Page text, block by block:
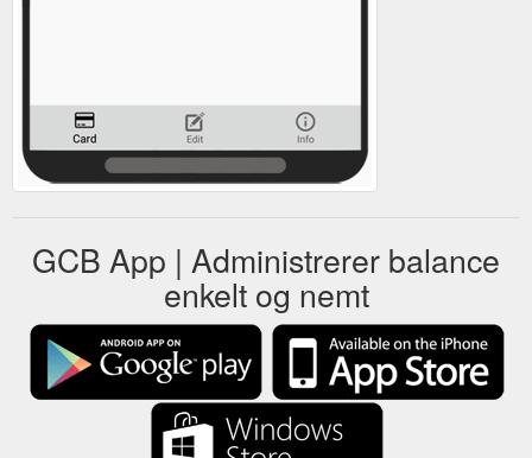
GCB App | Administrerer balance
enkelt og nemt